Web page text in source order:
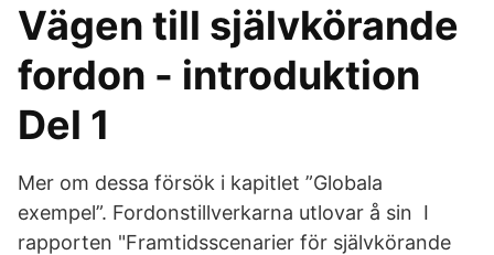
Vägen till självkörande
fordon - introduktion
Del 1
Mer om dessa försök i kapitlet ”Globala
exempel”. Fordonstillverkarna utlovar å sin I
rapporten "Framtidsscenarier för självkörande